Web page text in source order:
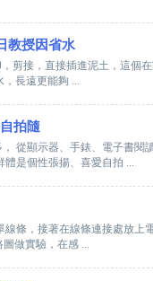
教授因省水
剪接，直接插進泥土，這
，長遠更能夠 ...
拍隨
從顯示器、手錶、電子書
是個性張揚、喜愛自拍 ...
條，接著在線條連接處放
做實驗，在感 ...